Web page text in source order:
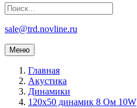
sale@trd.novline.ru
Меню
Главная
Акустика
Динамики
120х50 динамик 8 Ом 10W